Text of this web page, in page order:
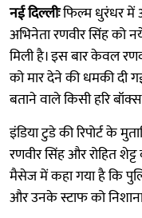
नई दिल्लीःफिल्म धुरंधर में
अभिनेता रणवीर सिंह को
मिली है। इस बार केवल
को मार देने की धमकी दी
बताने वाले किसी हरि
इंडिया टुडे की रिपोर्ट के
रणवीर सिंह और रोहित
मैसेज में कहा गया है कि
और उनके स्टाफ को